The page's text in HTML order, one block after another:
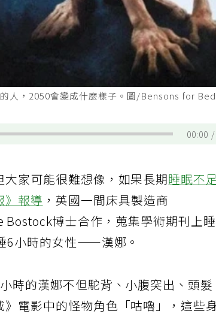
人，2050會變成什麼樣子。圖/Bensons for
00:00
大家可能很難想像，如果長期睡眠不
》報導 ，英國一間床具製造商
Bostock博士合作，蒐集學術期刊上
6小時的女性——漢娜。
時的漢娜不但駝背、小腹突出、頭髮
電影中的怪物角色「咕嚕」，這些